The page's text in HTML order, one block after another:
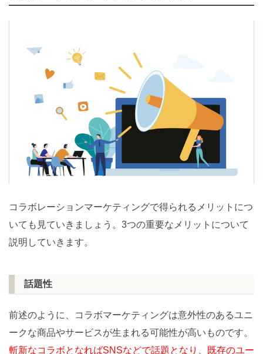
コラボレーションマーケティングで得られるメリットにつ
いても見ていきましょう。3つの重要なメリットについて
説明していきます。
話題性
前述のように、コラボマーケティングは意外性のあるユニ
ークな商品やサービスが生まれる可能性が高いものです。
斬新なコラボとなればSNSなどで話題となり、既存のユー